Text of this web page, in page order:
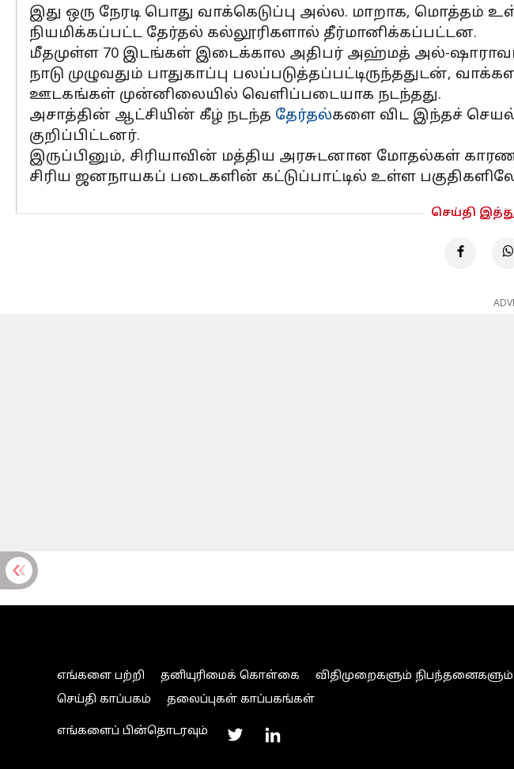
இது ஒரு நேரடி பொது வாக்கெடுப்பு அல்ல. மாறாக, மொத்தம்
நியமிக்கப்பட்ட தேர்தல் கல்லூரிகளால் தீர்மானிக்கப்பட்டன.
மீதமுள்ள 70 இடங்கள் இடைக்கால அதிபர் அஹ்மத் அல்-
நாடு முழுவதும் பாதுகாப்பு பலப்படுத்தப்பட்டிருந்ததுடன்,
ஊடகங்கள் முன்னிலையில் வெளிப்படையாக நடந்தது.
அசாத்தின் ஆட்சியின் கீழ் நடந்த தேர்தல்களை விட இந்தச்
குறிப்பிட்டனர்.
இருப்பினும், சிரியாவின் மத்திய அரசுடனான மோதல்கள்
சிரிய ஜனநாயகப் படைகளின் கட்டுப்பாட்டில் உள்ள
செய்தி
எங்களை பற்றி தனியுரிமைக் கொள்கை விதிமுறைகளும் நிபந்தனைகளும்
செய்தி காப்பகம்
தலைப்புகள் காப்பகங்கள்
எங்களைப் பின்தொடரவும்